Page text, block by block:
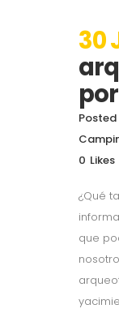
30
0 Likes
¿Qué
que